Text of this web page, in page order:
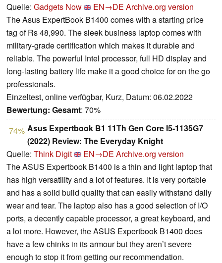
Quelle: Gadgets Now EN→DE Archive.org version
The Asus ExpertBook B1400 comes with a starting price
tag of Rs 48,990. The sleek business laptop comes with
military-grade certification which makes it durable and
reliable. The powerful Intel processor, full HD display and
long-lasting battery life make it a good choice for on the go
professionals.
Einzeltest, online verfügbar, Kurz, Datum: 06.02.2022
Bewertung: Gesamt: 70%
74% Asus Expertbook B1 11Th Gen Core I5-1135G7
(2022) Review: The Everyday Knight
Quelle: Think Digit EN→DE Archive.org version
The ASUS Expertbook B1400 is a thin and light laptop that
has high versatility and a lot of features. It is very portable
and has a solid build quality that can easily withstand daily
wear and tear. The laptop also has a good selection of I/O
ports, a decently capable processor, a great keyboard, and
a lot more. However, the ASUS Expertbook B1400 does
have a few chinks in its armour but they aren’t severe
enough to stop it from getting our recommendation.